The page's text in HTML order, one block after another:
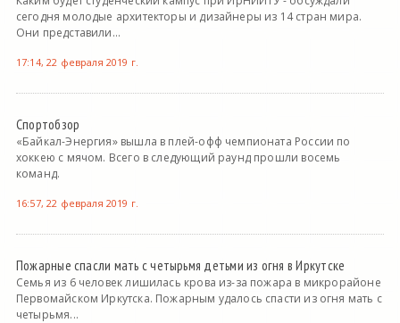
сегодня молодые архитекторы и дизайнеры из 14 стран мира.
Они представили...
17:14, 22 февраля 2019 г.
Спортобзор
«Байкал-Энергия» вышла в плей-офф чемпионата России по
хоккею с мячом. Всего в следующий раунд прошли восемь
команд.
16:57, 22 февраля 2019 г.
Пожарные спасли мать с четырьмя детьми из огня в Иркутске
Семья из 6 человек лишилась крова из-за пожара в микрорайоне
Первомайском Иркутска. Пожарным удалось спасти из огня мать с
четырьмя...